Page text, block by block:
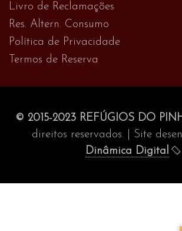
Livro de Reclamações
Res. Altern. Consumo
Política de Privacidade
Termos de Reserva
© 2015-2023 REFÚGIOS DO
direitos reservados. | Site
Dinâmica Digital